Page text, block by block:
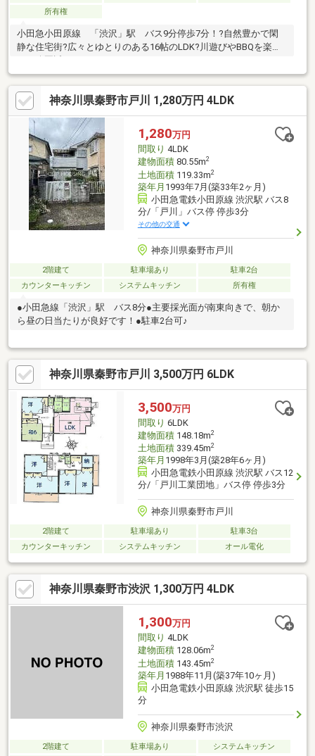
所有権
小田急小田原線 「渋沢」駅 バス9分停歩7分！?自然豊かで閑
静な住宅街?広々とゆとりのある16帖のLDK?川遊びやBBQを楽し
神奈川県秦野市戸川 1,280万円 4LDK
1,280万円
間取り 4LDK
建物面積80.55m2
土地面積119.33m2
築年月 1993年7月(築33年2ヶ月)
小田急電鉄小田原線 渋沢駅 バス8
分/「戸川」バス停 停歩3分
その他の交通
神奈川県秦野市戸川
2階建て 駐車場あり
駐車2台
カウンターキッチン
システムキッチン 所有権
●小田急線「渋沢」駅 バス8分●主要採光面が南東向きで、朝か
ら昼の日当たりが良好です！●駐車2台可♪
神奈川県秦野市戸川 3,500万円 6LDK
3,500万円
間取り 6LDK
建物面積148.18m2
土地面積339.45m2
築年月 1998年3月(築28年6ヶ月)
小田急電鉄小田原線 渋沢駅 バス12
分/「戸川工業団地」バス停 停歩3分
神奈川県秦野市戸川
2階建て 駐車場あり
駐車3台
カウンターキッチン
システムキッチン オール電化
神奈川県秦野市渋沢 1,300万円 4LDK
1,300万円
間取り 4LDK
建物面積128.06m2
土地面積143.45m2
築年月 1988年11月(築37年10ヶ月)
小田急電鉄小田原線 渋沢駅 徒歩15
分
神奈川県秦野市渋沢
2階建て 駐車場あり
システムキッチン